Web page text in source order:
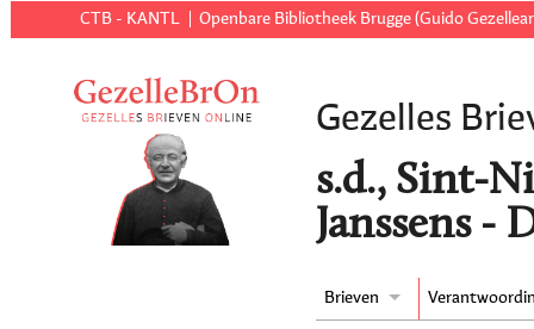
CTB - KANTL Openbare Bibliotheek Brugge (Guido
Gezelles
s.d., Sint-
Janssens -
Brieven